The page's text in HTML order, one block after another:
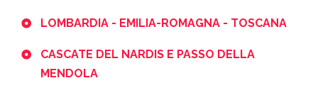
LOMBARDIA - EMILIA-ROMAGNA - TOSCANA
CASCATE DEL NARDIS E PASSO DELLA
MENDOLA